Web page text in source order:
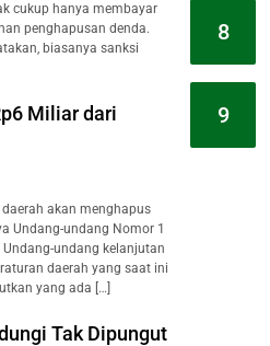
cukup hanya membayar
penghapusan denda.
biasanya sanksi
Miliar dari
akan menghapus
Undang-undang Nomor 1
undang kelanjutan
daerah yang saat ini
yang ada […]
Tak Dipungut
8
9